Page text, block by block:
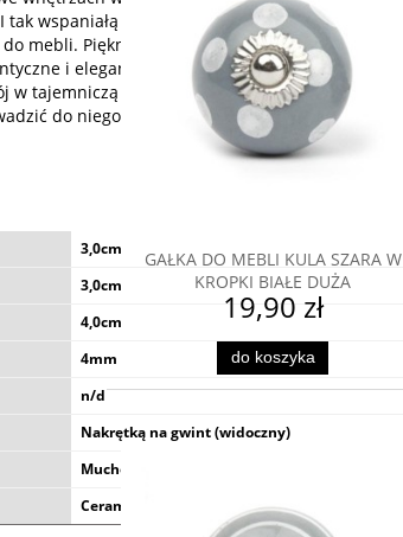
wspaniałą ozdobą mebli mogą stać się
mebli. Piękne niebieskie gałki w słodkie, białe
i eleganckie. Gałki z tej grupy to najlepsza
tajemniczą krainę czy fascynujący las w
do niego magiczny nastrój.
3,0cm
3,0cm
4,0cm
4mm
n/d
Nakrętką na gwint (widoczny)
Muchomór
Ceramika
GAŁKA DO MEBLI KULA SZARA W
KROPKI BIAŁE DUŻA
19,90 zł
do koszyka
do koszyka